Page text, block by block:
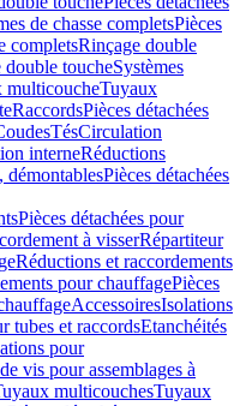
de chasse completsPièces
completsRinçage double
double toucheSystèmes
multicoucheTuyaux
RaccordsPièces détachées
TésCirculation
interneRéductions
démontablesPièces détachées
Pièces détachées pour
à visserRépartiteur
Réductions et raccordements
pour chauffagePièces
AccessoiresIsolations
tubes et raccordsEtanchéités
pour
vis pour assemblages à
multicouchesTuyaux